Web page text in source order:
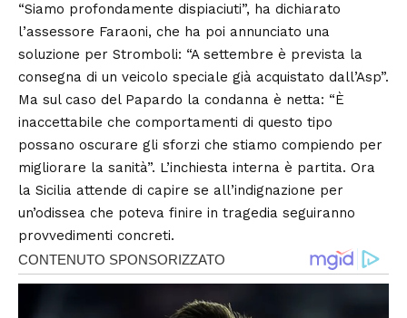
“Siamo profondamente dispiaciuti”, ha dichiarato
l’assessore Faraoni, che ha poi annunciato una
soluzione per Stromboli: “A settembre è prevista la
consegna di un veicolo speciale già acquistato dall’Asp”.
Ma sul caso del Papardo la condanna è netta: “È
inaccettabile che comportamenti di questo tipo
possano oscurare gli sforzi che stiamo compiendo per
migliorare la sanità”. L’inchiesta interna è partita. Ora
la Sicilia attende di capire se all’indignazione per
un’odissea che poteva finire in tragedia seguiranno
provvedimenti concreti.